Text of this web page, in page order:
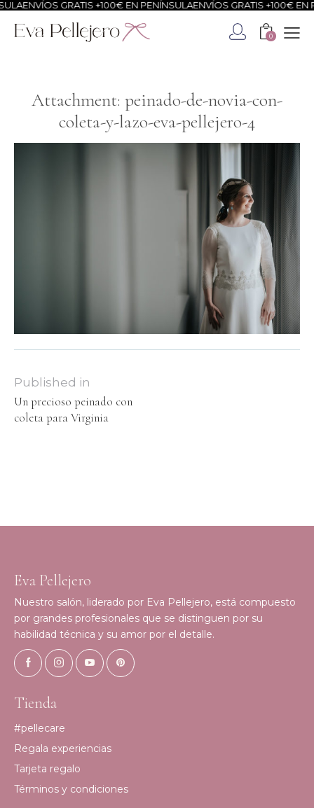
ENVÍOS GRATIS +100€ EN PENÍNSULAENVÍOS GRATIS +100€ EN
0
Attachment: peinado-de-novia-con-
coleta-y-lazo-eva-pellejero-4
Published in
Un precioso peinado con
coleta para Virginia
Eva Pellejero
Nuestro salón, liderado por Eva Pellejero, está compuesto
por grandes profesionales que se distinguen por su
habilidad técnica y su amor por el detalle.
Tienda
#pellecare
Regala experiencias
Tarjeta regalo
Términos y condiciones